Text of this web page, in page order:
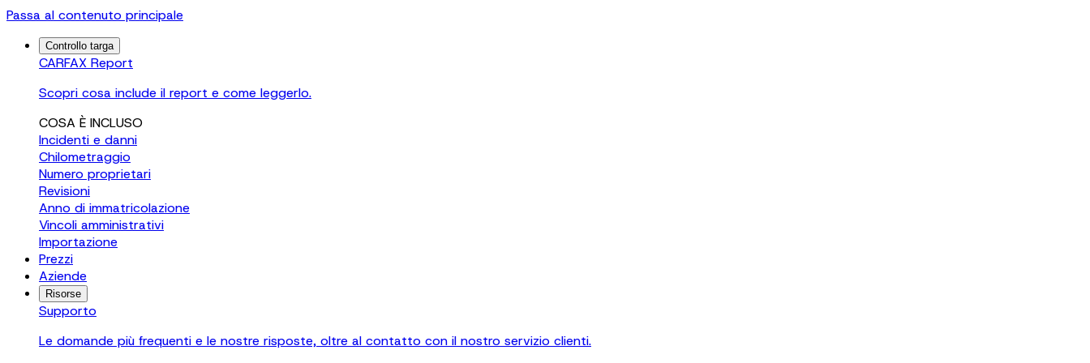
Passa al contenuto principale
Controllo targa
CARFAX Report
Scopri cosa include il report e come leggerlo.
COSA È INCLUSO
Incidenti e danni
Chilometraggio
Numero proprietari
Revisioni
Anno di immatricolazione
Vincoli amministrativi
Importazione
Prezzi
Aziende
Risorse
Supporto
Le domande più frequenti e le nostre risposte, oltre al contatto con il nostro servizio clienti.